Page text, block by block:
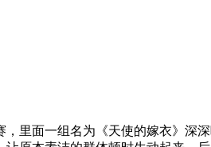
里面一组名为《天使的嫁衣》深